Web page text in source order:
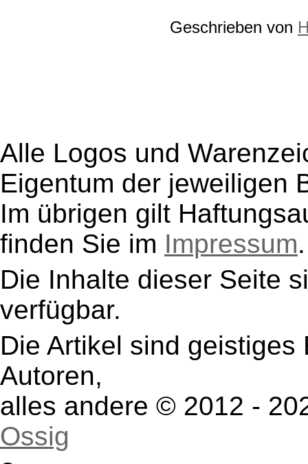
Geschrieben von
Alle Logos und
Eigentum der jeweiligen
Im übrigen gilt
finden Sie im Impressum.
Die Inhalte dieser Seite
verfügbar.
Die Artikel sind
Autoren,
alles andere © 2012 -
Ossig